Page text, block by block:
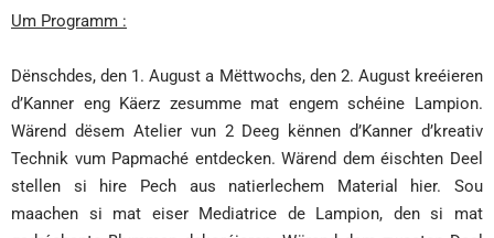
Um Programm :
Dënschdes, den 1. August a Mëttwochs, den 2. August kreéieren
d’Kanner eng Käerz zesumme mat engem schéine Lampion.
Wärend dësem Atelier vun 2 Deeg kënnen d’Kanner d’kreativ
Technik vum Papmaché entdecken. Wärend dem éischten Deel
stellen si hire Pech aus natierlechem Material hier. Sou
maachen si mat eiser Mediatrice de Lampion, den si mat